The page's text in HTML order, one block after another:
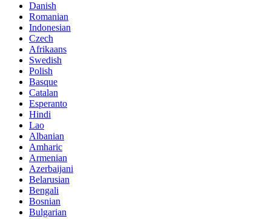
Danish
Romanian
Indonesian
Czech
Afrikaans
Swedish
Polish
Basque
Catalan
Esperanto
Hindi
Lao
Albanian
Amharic
Armenian
Azerbaijani
Belarusian
Bengali
Bosnian
Bulgarian